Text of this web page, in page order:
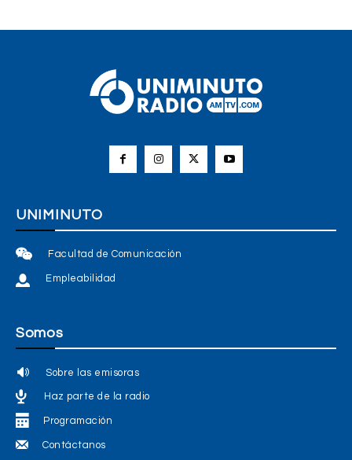
UNIMINUTO
Facultad de Comunicación
Empleabilidad
Somos
Sobre las emisoras
Haz parte de la radio
Programación
Contáctanos